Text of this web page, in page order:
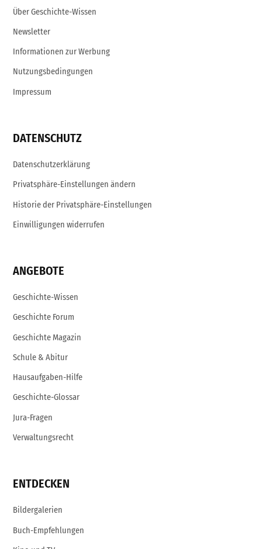
Über Geschichte-Wissen
Newsletter
Informationen zur Werbung
Nutzungsbedingungen
Impressum
DATENSCHUTZ
Datenschutzerklärung
Privatsphäre-Einstellungen ändern
Historie der Privatsphäre-Einstellungen
Einwilligungen widerrufen
ANGEBOTE
Geschichte-Wissen
Geschichte Forum
Geschichte Magazin
Schule & Abitur
Hausaufgaben-Hilfe
Geschichte-Glossar
Jura-Fragen
Verwaltungsrecht
ENTDECKEN
Bildergalerien
Buch-Empfehlungen